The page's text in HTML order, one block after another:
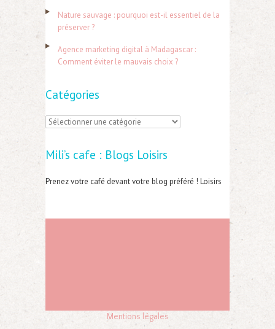
r
:
Nature sauvage : pourquoi est-il essentiel de la
préserver ?
Agence marketing digital à Madagascar :
Comment éviter le mauvais choix ?
Catégories
C
t
é
o
Mili’s cafe : Blogs Loisirs
Prenez votre café devant votre blog préféré ! Loisirs
Mentions légales